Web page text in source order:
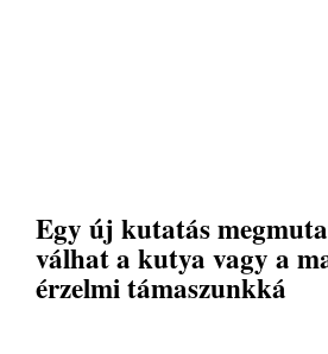
Egy új kutatás
válhat a kutya vagy a
érzelmi támaszunkká